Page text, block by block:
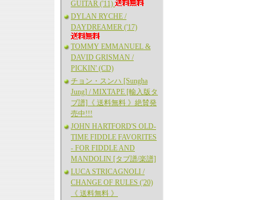
GUITAR ('11)
DYLAN RYCHE /
DAYDREAMER ('17)
TOMMY EMMANUEL &
DAVID GRISMAN /
PICKIN' (CD)
チョン・スンハ [Sungha
Jung] / MIXTAPE [輸入版タ
ブ譜]《 送料無料 》絶賛発
売中!!!
JOHN HARTFORD'S OLD-
TIME FIDDLE FAVORITES
- FOR FIDDLE AND
MANDOLIN [タブ譜/楽譜]
LUCA STRICAGNOLI /
CHANGE OF RULES ('20)
《 送料無料 》